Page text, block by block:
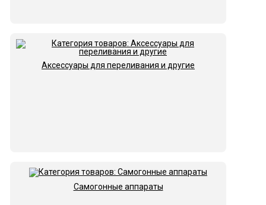
Аксессуары для переливания и другие
Самогонные аппараты